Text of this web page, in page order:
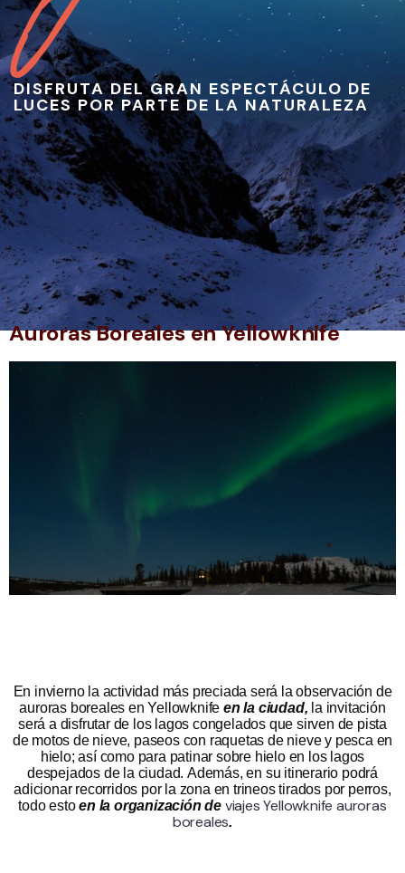
DISFRUTA DEL GRAN ESPECTÁCULO DE
LUCES POR PARTE DE LA NATURALEZA
Auroras Boreales en Yellowknife
En invierno la actividad más preciada será la observación de
auroras boreales en Yellowknife en la ciudad, la invitación
será a disfrutar de los lagos congelados que sirven de pista
de motos de nieve, paseos con raquetas de nieve y pesca en
hielo; así como para patinar sobre hielo en los lagos
despejados de la ciudad. Además, en su itinerario podrá
adicionar recorridos por la zona en trineos tirados por perros,
todo estoen la organización de viajes Yellowknife auroras
boreales.